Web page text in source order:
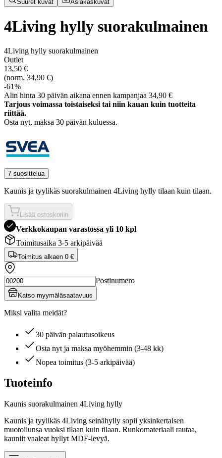
Suuret kuvat Asiakaskuvat
4Living hylly suorakulmainen
4Living hylly suorakulmainen
Outlet
13,50 €
(norm. 34,90 €)
-61%
Alin hinta 30 päivän aikana ennen kampanjaa 34,90 €
Tarjous voimassa toistaiseksi tai niin kauan kuin tuotteita
riittää.
Osta nyt, ­maksa 30 päivän kuluessa.
7 suosittelua
Kaunis ja tyylikäs suorakulmainen 4Living hylly tilaan kuin tilaan.
Lisää ostoskoriin
Verkkokaupan varastossa yli 10 kpl
Toimitusaika 3-5 arkipäivää
Toimitus alkaen 0 €
Postinumero
Katso myymäläsaatavuus
Miksi valita meidät?
30 päivän palautusoikeus
Osta nyt ja maksa myöhemmin (3-48 kk)
Nopea toimitus (3-5 arkipäivää)
Tuoteinfo
Kaunis suorakulmainen 4Living hylly
Kaunis ja tyylikäs 4Living seinähylly sopii yksinkertaisen
muotoilunsa vuoksi tilaan kuin tilaan. Runkomateriaali rautaa,
kauniit vaaleat hyllyt MDF-levyä.